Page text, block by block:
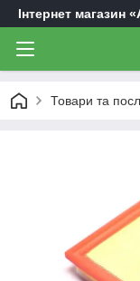
Інтернет магазин
Товари та